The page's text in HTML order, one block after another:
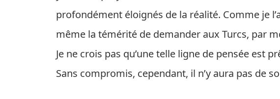
profondément éloignés de la réalité. Comme je
même la témérité de demander aux Turcs, par
Je ne crois pas qu’une telle ligne de pensée est
Sans compromis, cependant, il n’y aura pas de